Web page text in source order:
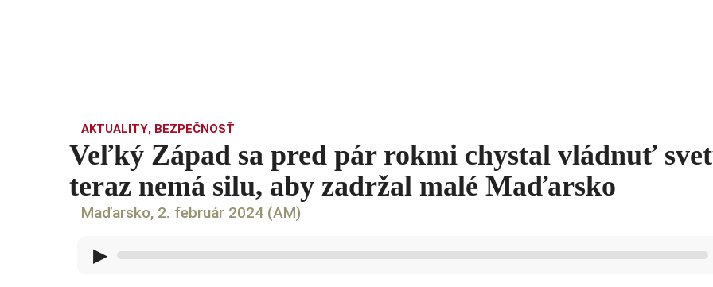
AKTUALITY, BEZPEČNOSŤ
Veľký Západ sa pred pár rokmi chystal vládnuť
teraz nemá silu, aby zadržal malé Maďarsko
Maďarsko, 2. február 2024 (AM)
▶